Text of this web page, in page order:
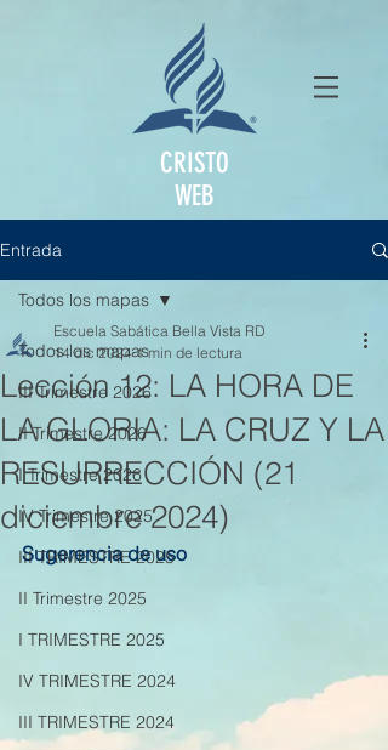
CRISTO
WEB
Entrada
Todos los mapas
III Trimestre 2026
II Trimestre 2026
I Trimestre 2026
IV Trimestre 2025
III TRIMESTRE 2025
II Trimestre 2025
I TRIMESTRE 2025
IV TRIMESTRE 2024
III TRIMESTRE 2024
Todos los mapas
Lección 12: LA HORA DE
LA GLORIA: LA CRUZ Y LA
RESURRECCIÓN (21
diciembre 2024)
Escuela Sabática Bella Vista RD
14 dic 2024 1 min de lectura
Sugerencia de uso